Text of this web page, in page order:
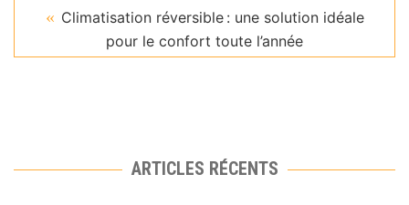
Climatisation réversible : une solution idéale
pour le confort toute l’année
ARTICLES RÉCENTS